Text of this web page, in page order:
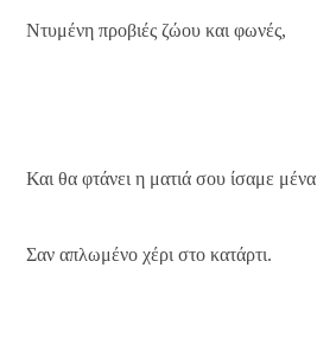
Ντυμένη προβιές ζώου και φωνές,
Και θα φτάνει η ματιά σου ίσαμε μένα
Σαν απλωμένο χέρι στο κατάρτι.